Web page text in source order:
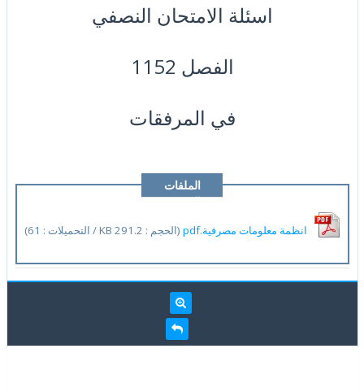
اسئلة الامتحان النصفي
الفصل 1152
في المرفقات
الملفات
المرفقة
انظمة معلومات مصرفية.pdf (الحجم : 291.2 KB / التحميلات : 61)